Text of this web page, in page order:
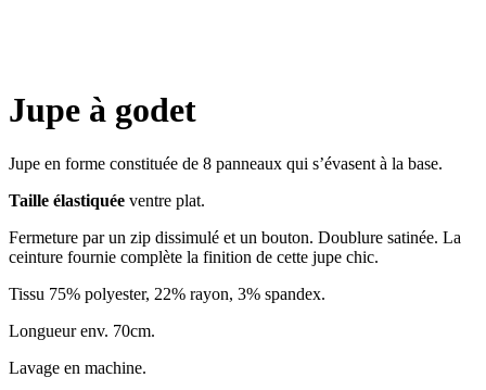
Jupe à godet
Jupe en forme constituée de 8 panneaux qui s’évasent à la base.
Taille élastiquée ventre plat.
Fermeture par un zip dissimulé et un bouton. Doublure satinée. La
ceinture fournie complète la finition de cette jupe chic.
Tissu 75% polyester, 22% rayon, 3% spandex.
Longueur env. 70cm.
Lavage en machine.